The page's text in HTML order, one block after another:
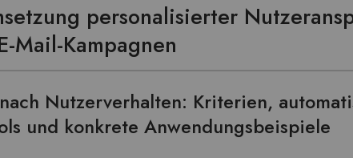
personalisierter
Mail-Kampagnen
Nutzerverhalten: Kriterien,
und konkrete Anwendungsbeispiele